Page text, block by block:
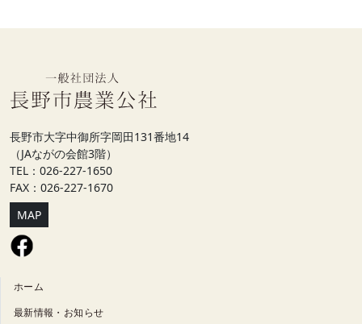
長野市大字中御所字岡田131番地14
（JAながの会館3階）
TEL：026-227-1650
FAX：026-227-1670
MAP
ホーム
最新情報・お知らせ